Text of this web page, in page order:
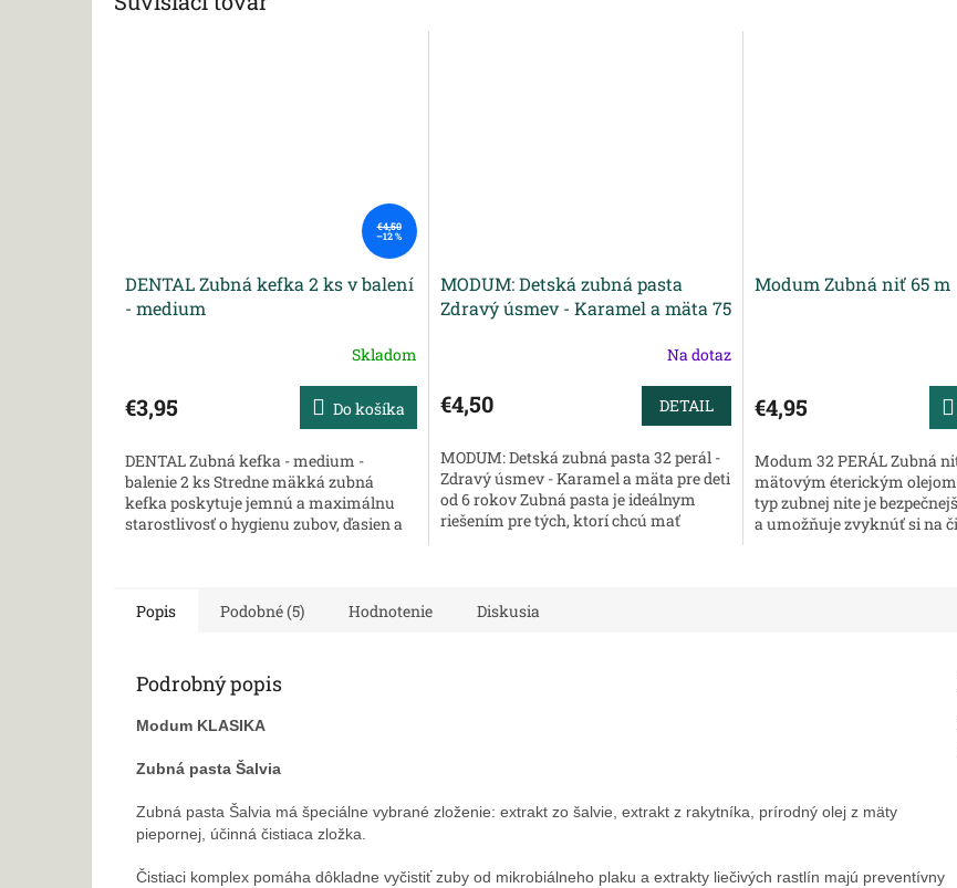
€4,50
–12 %
DENTAL Zubná kefka 2 ks v balení
- medium
Skladom
€3,95 Do košíka
DENTAL Zubná kefka - medium -
balenie 2 ks Stredne mäkká zubná
kefka poskytuje jemnú a maximálnu
starostlivosť o hygienu zubov, ďasien a
MODUM: Detská zubná pasta
Zdravý úsmev - Karamel a mäta 75
Na dotaz
€4,50 DETAIL
MODUM: Detská zubná pasta 32 perál -
Zdravý úsmev - Karamel a mäta pre deti
od 6 rokov Zubná pasta je ideálnym
riešením pre tých, ktorí chcú mať
Modum Zubná niť 65 m
€4,95
Modum 32 PERÁL Zubná
mätovým éterickým
typ zubnej nite je
a umožňuje zvyknúť si na
Popis Podobné (5) Hodnotenie Diskusia
Podrobný popis
Modum KLASIKA
Zubná pasta Šalvia
Zubná pasta Šalvia má špeciálne vybrané zloženie: extrakt zo šalvie, extrakt z rakytníka, prírodný olej z mäty
piepornej, účinná čistiaca zložka.
Čistiaci komplex pomáha dôkladne vyčistiť zuby od mikrobiálneho plaku a extrakty liečivých rastlín majú preventívny